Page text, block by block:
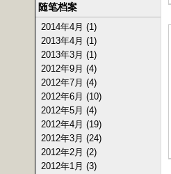
随笔档案
2014年4月 (1)
2013年4月 (1)
2013年3月 (1)
2012年9月 (4)
2012年7月 (4)
2012年6月 (10)
2012年5月 (4)
2012年4月 (19)
2012年3月 (24)
2012年2月 (2)
2012年1月 (3)